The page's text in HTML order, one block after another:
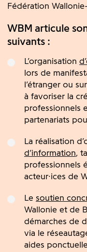
Fédération
WBM articule
suivants :
L’organisation
lors de
l’étranger ou
à favoriser la
professionnels
partenariats
La réalisation
d’information,
professionnels
acteur·ices de
Le soutien
Wallonie et de
démarches de
via le
aides